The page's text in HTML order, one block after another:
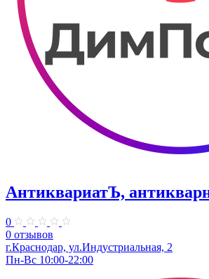
АнтиквариатЪ,
0
0 отзывов
г.Краснодар, ул.Индустриальная, 2
Пн-Вс 10:00-22:00